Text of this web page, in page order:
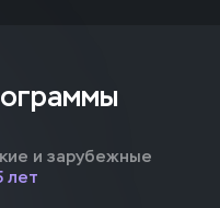
и зарубежные
лет